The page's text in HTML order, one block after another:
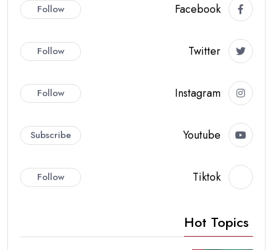
Facebook
Follow
Twitter
Follow
Instagram
Follow
Youtube
Subscribe
Tiktok
Follow
Hot Topics